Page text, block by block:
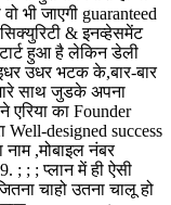
भी जाएगी guaranteed
& इनव्हेसमेंट
हुआ है लेकिन डेली
उधर भटक के,बार-बार
साथ जुडके अपना
का Founder
designed success
,मोबाइल नंबर
; ; ; प्लान में ही ऐसी
चाहो उतना चालू हो